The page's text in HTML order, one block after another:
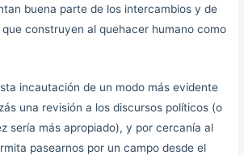
buena parte de los intercambios y de
construyen al quehacer humano como
incautación de un modo más evidente
una revisión a los discursos políticos (o
sería más apropiado), y por cercanía al
pasearnos por un campo desde el